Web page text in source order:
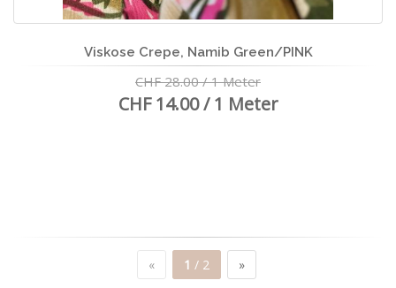
Viskose Crepe, Namib Green/PINK
CHF 28.00 / 1 Meter
CHF 14.00 / 1 Meter
« 1 / 2 »